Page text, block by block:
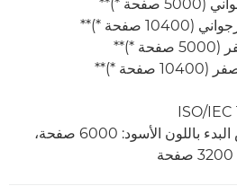
** الطابعة مزوّدة بخراطيش البدء باللون الأسود: 6000 صفحة،